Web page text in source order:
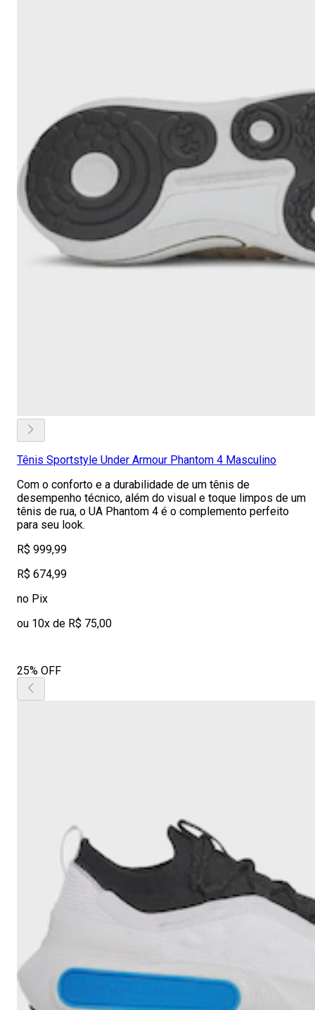
Tênis Sportstyle Under Armour Phantom 4 Masculino
Com o conforto e a durabilidade de um tênis de
desempenho técnico, além do visual e toque limpos de um
tênis de rua, o UA Phantom 4 é o complemento perfeito
para seu look.
R$ 999,99
R$ 674,99
no Pix
ou 10x de R$ 75,00
25% OFF